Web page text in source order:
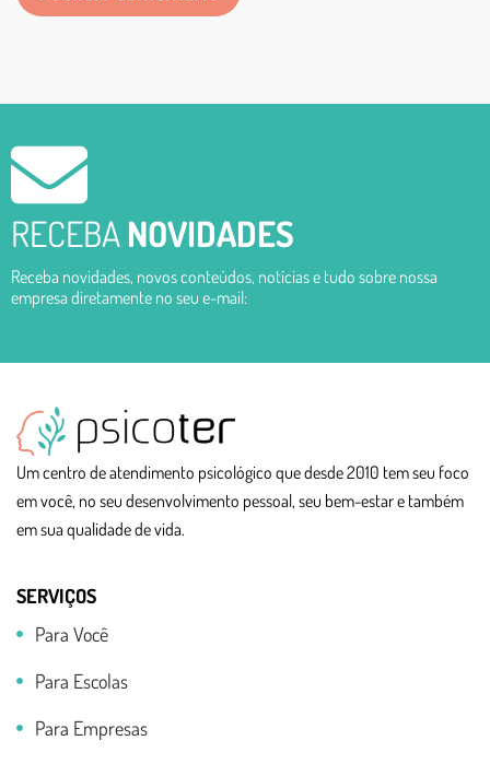
RECEBANOVIDADES
Receba novidades, novos conteúdos, notícias e tudo sobre nossa
empresa diretamente no seu e-mail:
Um centro de atendimento psicológico que desde 2010 tem seu foco
em você, no seu desenvolvimento pessoal, seu bem-estar e também
em sua qualidade de vida.
SERVIÇOS
Para Você
Para Escolas
Para Empresas